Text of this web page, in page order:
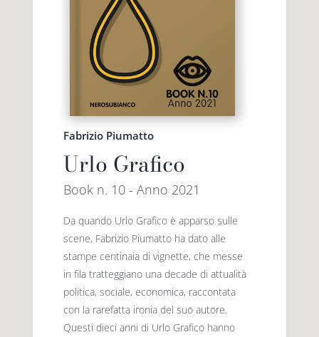
Fabrizio Piumatto
Urlo Grafico
Book n. 10 - Anno 2021
Da quando Urlo Grafico è apparso sulle
scene, Fabrizio Piumatto ha dato alle
stampe centinaia di vignette, che messe
in fila tratteggiano una decade di attualità
politica, sociale, economica, raccontata
con la rarefatta ironia del suo autore.
Questi dieci anni di Urlo Grafico hanno